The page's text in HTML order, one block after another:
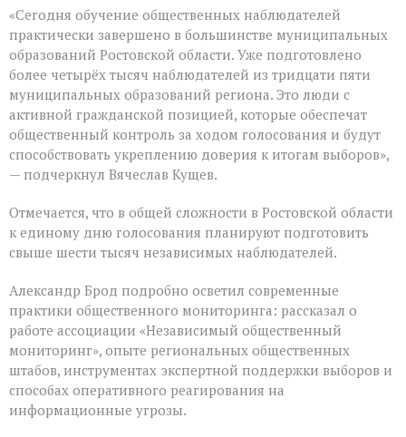
«Сегодня обучение общественных наблюдателей
практически завершено в большинстве муниципальных
образований Ростовской области. Уже подготовлено
более четырёх тысяч наблюдателей из тридцати пяти
муниципальных образований региона. Это люди с
активной гражданской позицией, которые обеспечат
общественный контроль за ходом голосования и будут
способствовать укреплению доверия к итогам выборов»,
— подчеркнул Вячеслав Кущев.
Отмечается, что в общей сложности в Ростовской области
к единому дню голосования планируют подготовить
свыше шести тысяч независимых наблюдателей.
Александр Брод подробно осветил современные
практики общественного мониторинга: рассказал о
работе ассоциации «Независимый общественный
мониторинг», опыте региональных общественных
штабов, инструментах экспертной поддержки выборов и
способах оперативного реагирования на
информационные угрозы.